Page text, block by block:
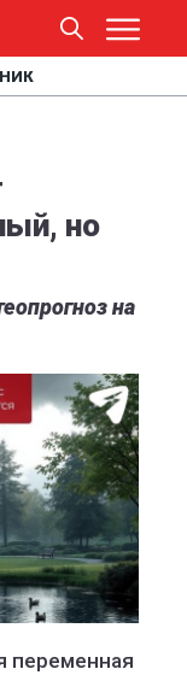
но
на
переменная